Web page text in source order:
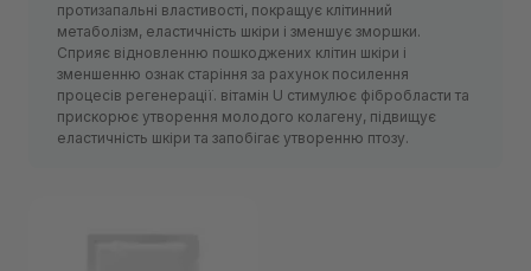
протизапальні властивості, покращує клітинний
метаболізм, еластичність шкіри і зменшує зморшки.
Сприяє відновленню пошкоджених клітин шкіри і
зменшенню ознак старіння за рахунок посилення
процесів регенерації. вітамін U стимулює фібробласти та
прискорює утворення молодого колагену, підвищує
еластичність шкіри та запобігає утворенню птозу.